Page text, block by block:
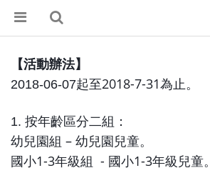
【活動辦法】
2018-06-07起至2018-7-31為止。
1. 按年齡區分二組：
幼兒園組 – 幼兒園兒童。
國小1-3年級組 - 國小1-3年級兒童。